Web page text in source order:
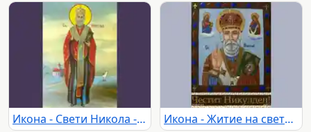
Икона - Свети Никола - Побеждаващият светец Икона - Житие на свети Николай Мирликийски Чудотворец